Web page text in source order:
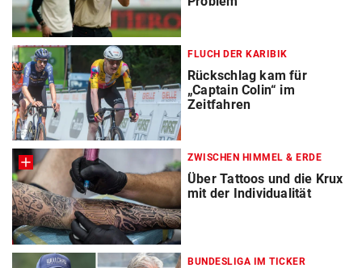
FLUCH DER KARIBIK
Rückschlag kam für
„Captain Colin“ im
Zeitfahren
ZWISCHEN HIMMEL & ERDE
Über Tattoos und die Krux
mit der Individualität
BUNDESLIGA IM TICKER